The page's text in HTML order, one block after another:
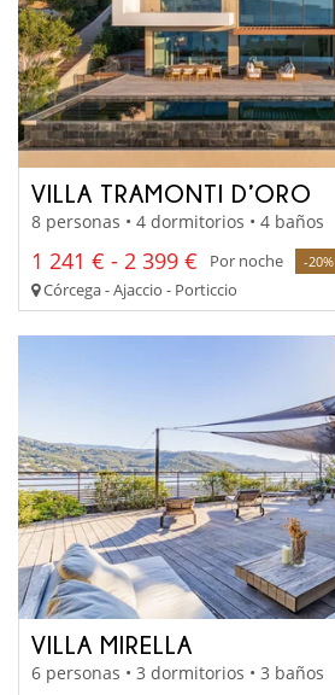
VILLA TRAMONTI D’ORO
8 personas • 4 dormitorios • 4 baños
1 241 € - 2 399 € Por noche -20%
Córcega - Ajaccio - Porticcio
VILLA MIRELLA
6 personas • 3 dormitorios • 3 baños